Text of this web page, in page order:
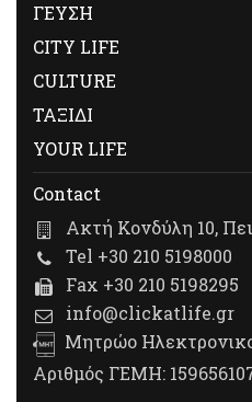
ΓΕΥΣΗ
CITY LIFE
CULTURE
ΤΑΞΙΔΙ
YOUR LIFE
Contact
Ακτή Κονδύλη 10,
Tel +30 210 5198000
Fax +30 210 5198295
info@clickatlife.gr
Μητρώο
Αριθμός ΓΕΜΗ: